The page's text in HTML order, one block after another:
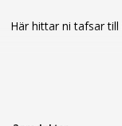
Här hittar ni tafsar